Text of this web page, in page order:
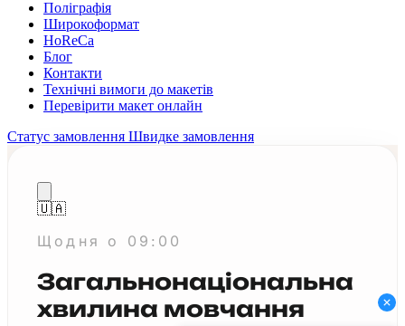
Поліграфія
Широкоформат
HoReCa
Блог
Контакти
Технічні вимоги до макетів
Перевірити макет онлайн
Статус замовлення Швидке замовлення
Замовлення
Візитки класичні
Односторонні Без покриття 100 шт
321 грн
🇺🇦
Щодня о 09:00
Загальнонаціональна
хвилина мовчання